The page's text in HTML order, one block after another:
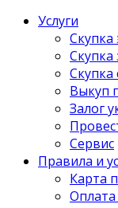
Услуги
Скупка
Скупка
Скупка
Выкуп
Залог
Сервис
Правила и
Карта
Оплата